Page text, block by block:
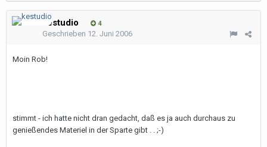
kestudio 4
Geschrieben 12. Juni 2006
Moin Rob!
stimmt - ich hatte nicht dran gedacht, daß es ja auch durchaus zu
genießendes Materiel in der Sparte gibt . . ;-)